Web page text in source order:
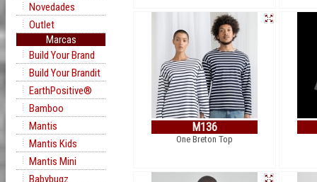
Novedades
Outlet
Marcas
Build Your Brand
Build Your Brandit
EarthPositive®
Bamboo
Mantis
Mantis Kids
Mantis Mini
Babybugz
M136
One Breton Top